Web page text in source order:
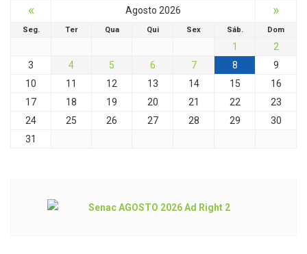
« Agosto 2026 »
Seg. Ter Qua Qui Sex Sáb. Dom
1
2
3
4 5 6 7 8
9
10
11 12 13 14 15
16
17
18 19 20 21 22
23
24
25 26 27 28 29
30
31